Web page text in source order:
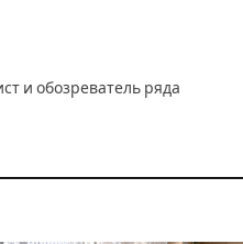
и обозреватель ряда